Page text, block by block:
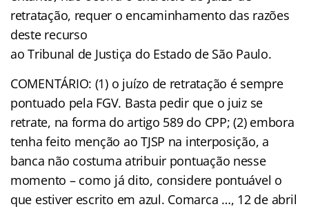
retratação, requer o encaminhamento das razões
deste recurso
ao Tribunal de Justiça do Estado de São Paulo.
COMENTÁRIO: (1) o juízo de retratação é sempre
pontuado pela FGV. Basta pedir que o juiz se
retrate, na forma do artigo 589 do CPP; (2) embora
tenha feito menção ao TJSP na interposição, a
banca não costuma atribuir pontuação nesse
momento – como já dito, considere pontuável o
que estiver escrito em azul. Comarca …, 12 de abril